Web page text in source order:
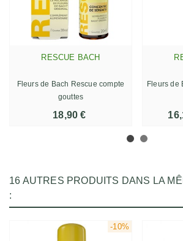
RESCUE BACH
Fleurs de Bach Rescue compte
gouttes
18,90 €
Fleurs de
16 AUTRES PRODUITS DANS LA
:
-10%